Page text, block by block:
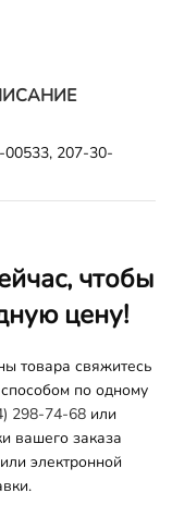
207-30-
чтобы
цену!
товара свяжитесь
по одному
298-74-68 или
вашего заказа
электронной